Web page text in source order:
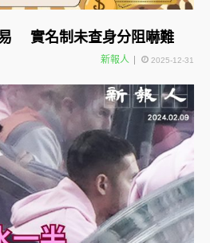
實名制未查身分阻嚇難
新報人 2025-12-31